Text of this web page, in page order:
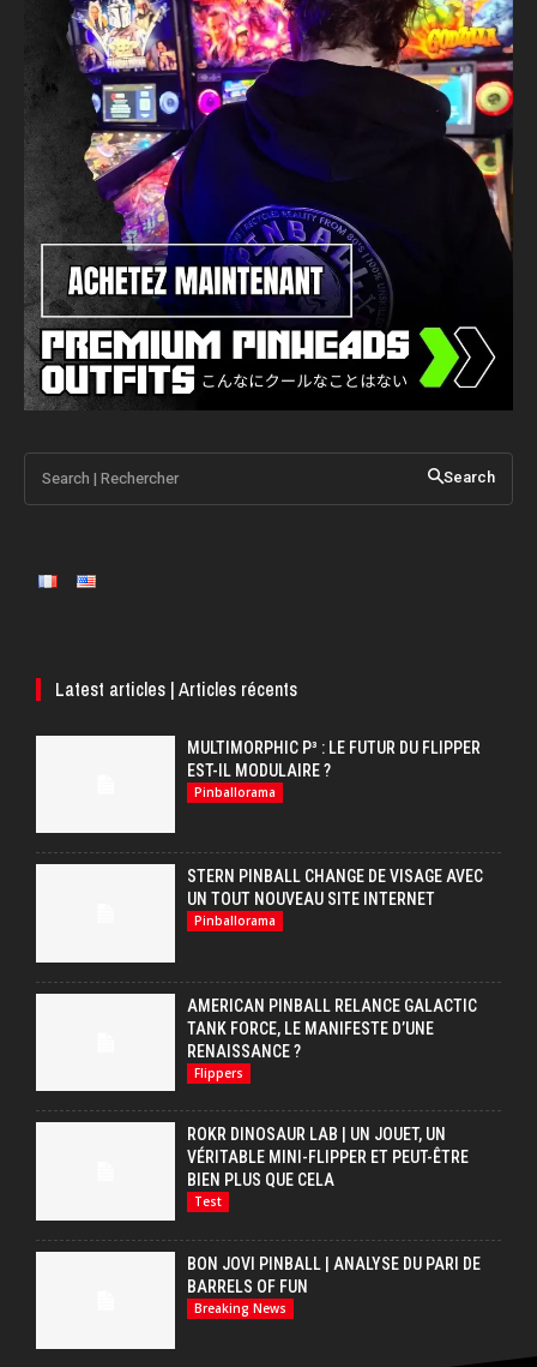
Search | Rechercher Search
Latest articles | Articles récents
MULTIMORPHIC P³ : LE FUTUR DU FLIPPER
EST-IL MODULAIRE ?
Pinballorama
STERN PINBALL CHANGE DE VISAGE AVEC
UN TOUT NOUVEAU SITE INTERNET
Pinballorama
AMERICAN PINBALL RELANCE GALACTIC
TANK FORCE, LE MANIFESTE D’UNE
RENAISSANCE ?
Flippers
ROKR DINOSAUR LAB | UN JOUET, UN
VÉRITABLE MINI-FLIPPER ET PEUT-ÊTRE
BIEN PLUS QUE CELA
Test
BON JOVI PINBALL | ANALYSE DU PARI DE
BARRELS OF FUN
Breaking News